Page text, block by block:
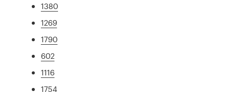
1380
1269
1790
602
1116
1754